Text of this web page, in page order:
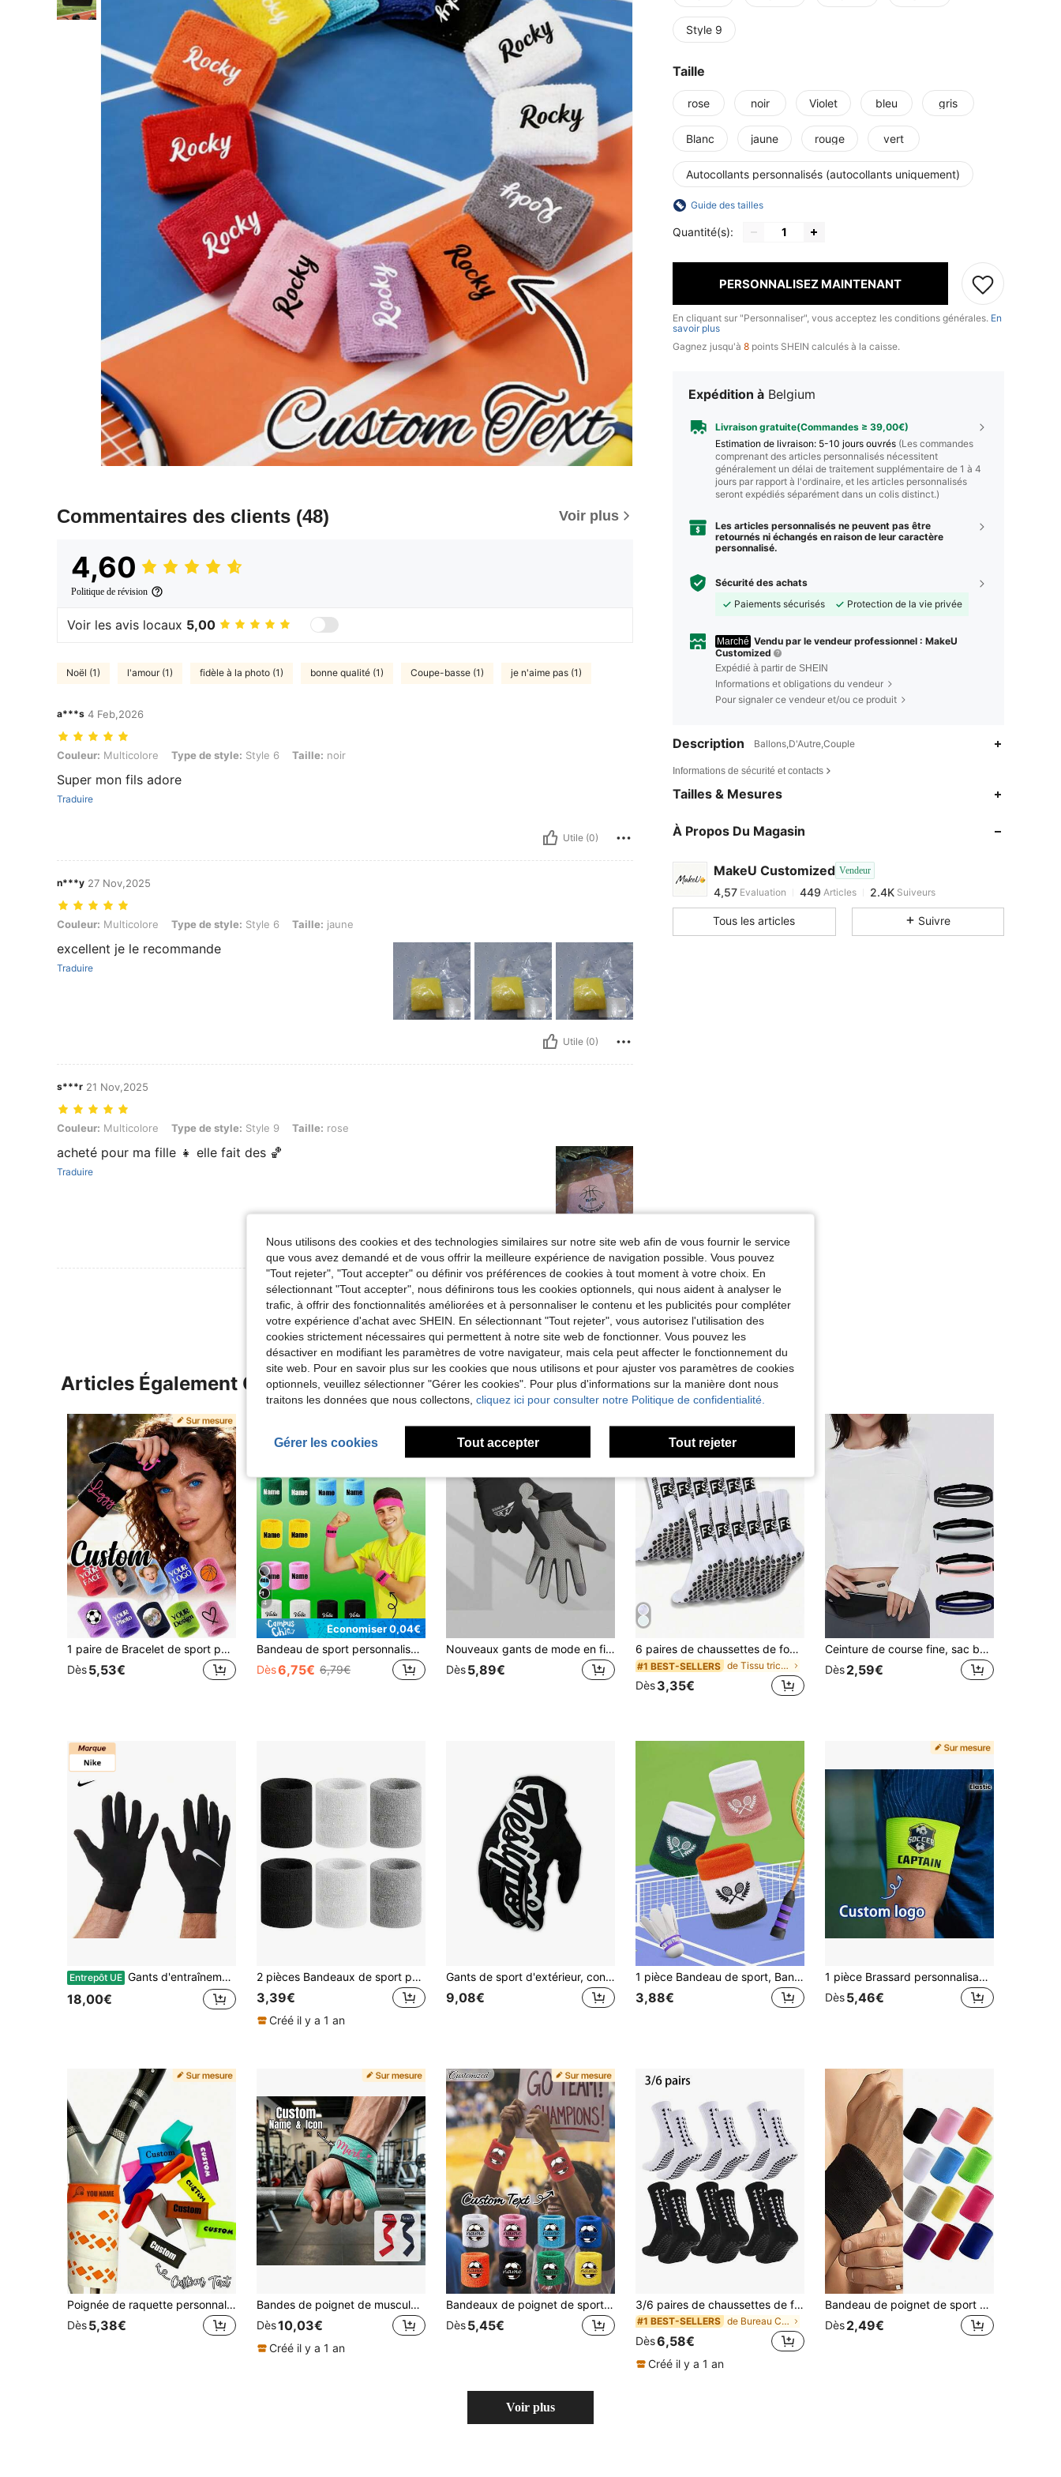
Commentaires des clients (48) Voir plus
4,60
Politique de révision
Voir les avis locaux 5,00
Noël (1) l'amour (1) fidèle à la photo (1) bonne qualité (1) Coupe-basse (1) je n'aime pas (1)
a***s 4 Feb,2026
Couleur: Multicolore, Type de style: Style 6, Taille: noir
Couleur: Multicolore Type de style: Style 6 Taille: noir
Super mon fils adore
Traduire
Utile (0)
n***y 27 Nov,2025
Couleur: Multicolore, Type de style: Style 6, Taille: jaune
Couleur: Multicolore Type de style: Style 6 Taille: jaune
excellent je le recommande
Traduire
Utile (0)
s***r 21 Nov,2025
Couleur: Multicolore, Type de style: Style 9, Taille: rose
Couleur: Multicolore Type de style: Style 9 Taille: rose
acheté pour ma fille 👧 elle fait des 🏀
Traduire
Utile (0)
Voir Plus D'avis
Style 9
Taille
rose noir Violet bleu gris
Blanc jaune rouge vert
Autocollants personnalisés (autocollants uniquement)
Guide des tailles
Quantité(s):
PERSONNALISEZ MAINTENANT
En cliquant sur "Personnaliser", vous acceptez les conditions générales. En
savoir plus
Gagnez jusqu'à 8 points SHEIN calculés à la caisse.
Expédition à Belgium
Livraison gratuite(Commandes ≥ 39,00€)
Estimation de livraison: 5-10 jours ouvrés (Les commandes
comprenant des articles personnalisés nécessitent
généralement un délai de traitement supplémentaire de 1 à 4
jours par rapport à l'ordinaire, et les articles personnalisés
seront expédiés séparément dans un colis distinct.)
Les articles personnalisés ne peuvent pas être
retournés ni échangés en raison de leur caractère
personnalisé.
Sécurité des achats
Paiements sécurisés
Protection de la vie privée
Marché Vendu par le vendeur professionnel : MakeU
Customized
Expédié à partir de SHEIN
Informations et obligations du vendeur
Pour signaler ce vendeur et/ou ce produit
Description Ballons,D'Autre,Couple
Informations de sécurité et contacts
Tailles & Mesures
À Propos Du Magasin
MakeU Customized Vendeur
4,57
4,57
449
2.4K
2.4K
I***oest en train de naviguer
4,57 449
2.4K
Tous les articles Suivre
Articles Également Consultés
1 paire de Bracelet de sport personnalisé avec photo/texte, Bracelet de sport unisexe personnalisé, Bracelet de sport absorbant la transpiration, peut imprimer votre propre photo ou information
Dès5,53€
4
Économiser 0,04€
Bandeau de sport personnalisé unisexe - absorbant l'humidité, convient pour le tennis, le basket-ball, la course, le yoga, la gym, l'entraînement et autres sports, Athleisure haut de gamme
Dès6,75€ 6,79€
Nouveaux gants de mode en fibre de soie de glace pour hommes – Cyclisme en plein air, pêche, kayak et navigation, gants anti-dérapants à protection solaire à doigts complets, gants de sport légers et durables, tissu de haute qualité convenant aux passionnés d'activités de plein air
Dès5,89€
6 paires de chaussettes de football pour hommes, chaussettes courtes et épaisses en tissu éponge, chaussettes basses et hautes pour couple, chaussettes antidérapantes, chaussettes de sport mi-mollet, durables, chaussettes d'automne 1/2/3/4/5/6 paires, respirantes
#1 BEST-SELLERS de Tissu tricoté Chaussettes de sport pour hommes
Dès3,35€
Ceinture de course fine, sac banane élastique invisible, ceinture de course avec fermeture éclair réglable, sac de taille de voyage, ceinture porte-monnaie pour hommes et femmes, pour fitness, entraînement, travail, déplacements, course et randonnée, accessoires de course, équipement de plein air
Dès2,59€
Entrepôt UE Gants d'entraînement Nike Pacer Therma-FIT noirs pour temps froid, convenant pour le cyclisme, la randonnée, la course en extérieur, compatibles avec les écrans tactiles, unisexe HM6830-082
18,00€
2 pièces Bandeaux de sport pour hommes & femmes - Bandeaux de coton éponge absorbant l'humidité pour le tennis, le basket-ball, la course, la gym, l'entraînement, l'équipement de protection sportive, les protège-poignets
3,39€
Créé il y a 1 an
Gants de sport d'extérieur, convenant pour le cyclisme, le VTT de descente, le MX, le VTT, unisexe, toutes saisons, légers
9,08€
1 pièce Bandeau de sport, Bandeau de tennis, Bandeau de sport d'extérieur, Convient pour le badminton, le volleyball, le basketball
3,88€
1 pièce Brassard personnalisable avec logo, brassard avec texte personnalisé, bracelet de sport élastique personnalisé avec logo et nom d'équipe, équipement de sport confortable et durable, cadeau idéal pour les capitaines d'équipe et les athlètes, convient aux hommes et aux femmes, plusieurs couleurs disponibles, personnalisable
Dès5,46€
Poignée de raquette personnalisée - Nom/Texte personnalisable, Poignée de raquette en caoutchouc - Cadeau parfait pour le tennis, le badminton, la canne à pêche - Ruban de remplacement universel antidérapant, améliore la sensation et l'absorption des chocs, conçu pour les athlètes de tennis, de badminton, de tennis de table - Processus de transfert thermique, Processus de fabrication de raquette
Dès5,38€
Bandes de poignet de musculation personnalisables et réglables avec police artistique épaisse, support de poignet pour soulevé de terre, bracelets de poignet de musculation unisexes, convenant pour la fitness, la musculation et l'entraînement de force, équipés d'un support de poignet pour soulevé de terre
Dès10,03€
Créé il y a 1 an
Bandeaux de poignet de sport personnalisés absorbant la transpiration pour hommes et femmes - Bandeaux de poignet évacuant l'humidité convenant pour le tennis, le basket-ball, la course, le yoga, la gym, l'entraînement
Dès5,45€
3/6 paires de chaussettes de football antidérapantes à pois unisexes, chaussettes de sport respirantes et résistantes à l'usure pour la course, le yoga, l'entraînement, les chaussettes d'automne
#1 BEST-SELLERS de Bureau Chaussettes de sport pour hommes
Dès6,58€
Créé il y a 1 an
Bandeau de poignet de sport en serviette, bandeaux de transpiration de tennis respirants, bandeaux de poignet de sport colorés, protège-poignet absorbant l'humidité, bandeaux de transpiration pour hommes et femmes, convient pour le tennis, le basket-ball, la course, le yoga, le badminton, la fitness, l'entraînement, le bandeau de poignet, les accessoires de gym
Dès2,49€
Voir plus
Nous utilisons des cookies et des technologies similaires sur notre site web afin de vous fournir le service
que vous avez demandé et de vous offrir la meilleure expérience de navigation possible. Vous pouvez
"Tout rejeter", "Tout accepter" ou définir vos préférences de cookies à tout moment à votre choix. En
sélectionnant "Tout accepter", nous définirons tous les cookies optionnels, qui nous aident à analyser le
trafic, à offrir des fonctionnalités améliorées et à personnaliser le contenu et les publicités pour compléter
votre expérience d'achat avec SHEIN. En sélectionnant "Tout rejeter", vous autorisez l'utilisation des
cookies strictement nécessaires qui permettent à notre site web de fonctionner. Vous pouvez les
désactiver en modifiant les paramètres de votre navigateur, mais cela peut affecter le fonctionnement du
site web. Pour en savoir plus sur les cookies que nous utilisons et pour ajuster vos paramètres de cookies
optionnels, veuillez sélectionner "Gérer les cookies". Pour plus d'informations sur la manière dont nous
traitons les données que nous collectons, cliquez ici pour consulter notre Politique de confidentialité.
Gérer les cookies Tout accepter Tout rejeter